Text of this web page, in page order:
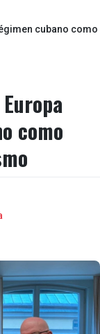
cubano como
como